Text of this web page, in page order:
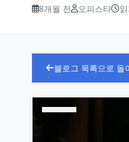
8개월 전 오피스타
블로그 목록으로 돌